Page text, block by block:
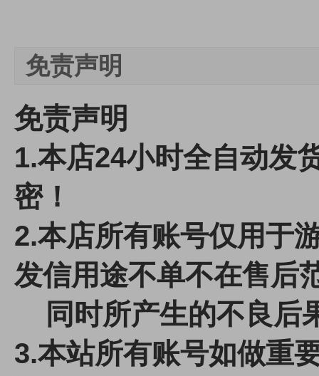
免责声明
免责声明
1.本店24小时全自动发
密！
2.本店所有账号仅用于
发信用途不单不在售后
同时所产生的不良后
3.本站所有账号如做重